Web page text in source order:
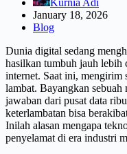
January 18, 2026
Blog
Dunia digital sedang
hasilkan tumbuh jauh lebih
internet. Saat ini, mengirim
lambat. Bayangkan
jawaban dari pusat data
keterlambatan bisa
Inilah alasan mengapa
penyelamat di era industri